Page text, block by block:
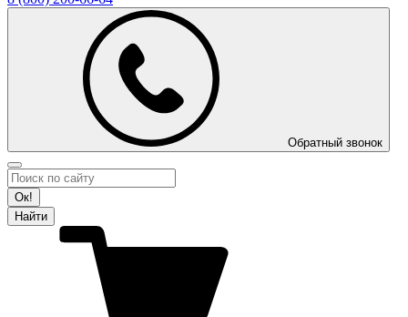
Обратный звонок
Ок!
Найти